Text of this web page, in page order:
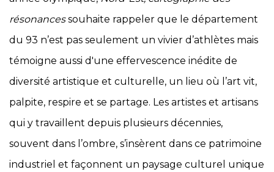
résonancessouhaite rappeler que le département
du 93 n’est pas seulement un vivier d’athlètes mais
témoigne aussi d'une effervescence inédite de
diversité artistique et culturelle, un lieu où l’art vit,
palpite, respire et se partage. Les artistes et artisans
qui y travaillent depuis plusieurs décennies,
souvent dans l’ombre, s’insèrent dans ce patrimoine
industriel et façonnent un paysage culturel unique